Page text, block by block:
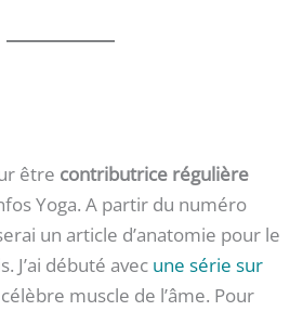
être contributrice régulière
Yoga. A partir du numéro
un article d’anatomie pour le
J’ai débuté avec une série sur
muscle de l’âme. Pour